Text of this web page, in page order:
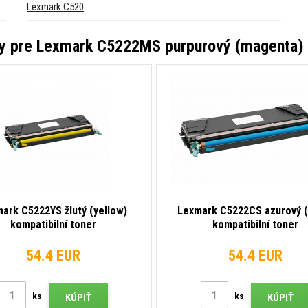
Lexmark C520
pre Lexmark C5222MS purpurový
C5222YS žlutý (yellow)
kompatibilní toner
54.4 EUR
ks KÚPIŤ
Lexmark C5222CS azurový
kompatibilní toner
54.4 EUR
ks KÚPIŤ